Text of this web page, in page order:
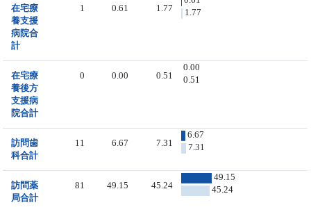
在宅療
養支援
病院合
計
1 0.61 1.77
1.77
在宅療
養後方
支援病
院合計
0 0.00 0.51
0.00
0.51
訪問歯
科合計
11 6.67 7.31
6.67
7.31
訪問薬
局合計
81 49.15 45.24
49.15
45.24